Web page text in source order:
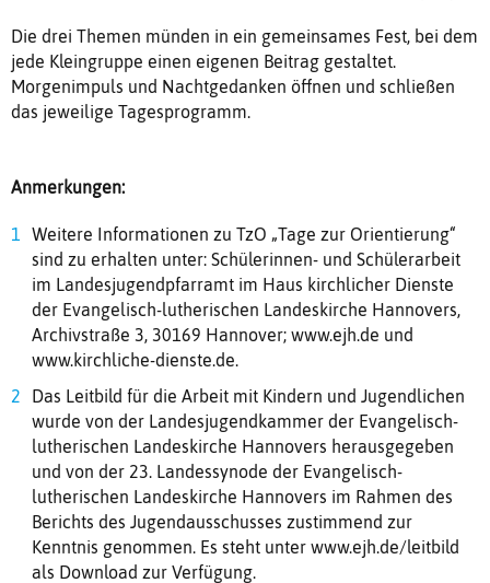
Die drei Themen münden in ein gemeinsames Fest, bei dem
jede Kleingruppe einen eigenen Beitrag gestaltet.
Morgenimpuls und Nachtgedanken öffnen und schließen
das jeweilige Tagesprogramm.
Anmerkungen:
Weitere Informationen zu TzO „Tage zur Orientierung“
sind zu erhalten unter: Schülerinnen- und Schülerarbeit
im Landesjugendpfarramt im Haus kirchlicher Dienste
der Evangelisch-lutherischen Landeskirche Hannovers,
Archivstraße 3, 30169 Hannover; www.ejh.de und
www.kirchliche-dienste.de.
Das Leitbild für die Arbeit mit Kindern und Jugendlichen
wurde von der Landesjugendkammer der Evangelisch-
lutherischen Landeskirche Hannovers herausgegeben
und von der 23. Landessynode der Evangelisch-
lutherischen Landeskirche Hannovers im Rahmen des
Berichts des Jugendausschusses zustimmend zur
Kenntnis genommen. Es steht unter www.ejh.de/leitbild
als Download zur Verfügung.